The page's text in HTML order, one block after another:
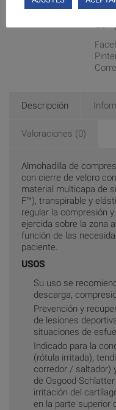
Descripción
Valoraciones (0)
Almohadilla de
con cierre de velcro
material multicapa de
F™), transpirable y
regular la compresión
ejercida sobre la zona
función de las
paciente.
USOS
Su uso se
descarga,
Prevención y
de lesiones
situaciones de
Indicado para la
(rótula irritada),
corredor / saltador)
de Osgood-
irritación del
en la parte superior